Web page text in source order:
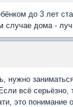
до 3 лет
случае дома -
нужно
всё
это понимание